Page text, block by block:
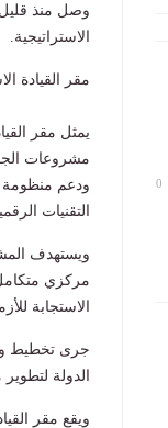
0
وصل منذ
الاستراتيجية.
مقر القيادة
يمثل مقر
مشروعات
ودعم منظومة
التقنيات
ويستهدف
مركزي
الاستجابة
جرى تخطيط
الدولة